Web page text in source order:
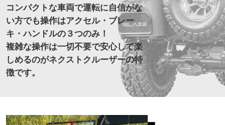
コンパクトな車両で運転に自信がな
い方でも操作はアクセル・ブレー
キ・ハンドルの３つのみ！
複雑な操作は一切不要で安心して楽
しめるのがネクストクルーザーの特
徴です。